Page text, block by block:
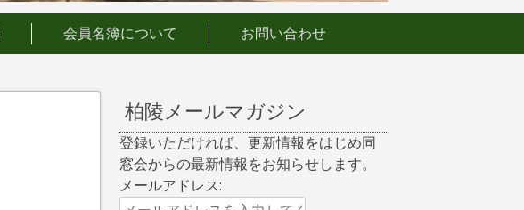
会員名簿について お問い合わせ
柏陵メールマガジン
登録いただければ、更新情報をはじめ同
窓会からの最新情報をお知らせします。
メールアドレス: